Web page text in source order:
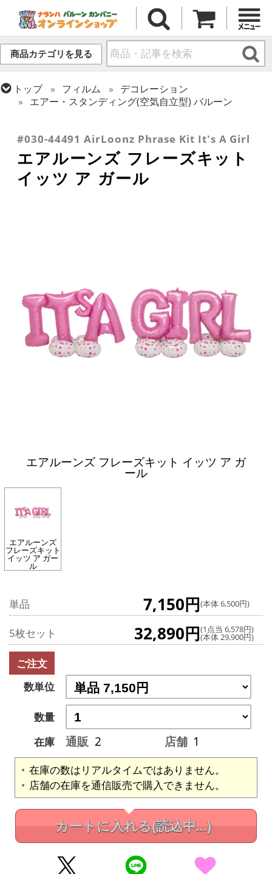
商品カテゴリを見る
トップ フィルム
デコレーション
エアー・スタンディング(空気自立型) バルーン
#030-44491 AirLoonz Phrase Kit It's A Girl
エアルーンズ フレーズキット
イッツ ア ガール
エアルーンズ フレーズキット イッツ ア ガ
ール
エアルーンズ
フレーズキット
イッツ ア ガー
ル
単品 7,150円(本体 6,500円)
5枚セット 32,890円(1点当 6,578円)
(本体 29,900円)
ご注文
数単位
数量
在庫
通販 2 店舗 1
在庫の数はリアルタイムではありません。
店舗の在庫を通信販売で購入できません。
カートに入れる(読込中...)